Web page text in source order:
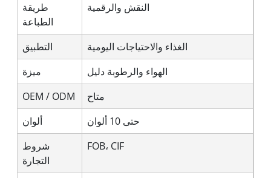
طريقة
الطباعة
النقش والرقمية
التطبيق
الغذاء والاحتياجات اليومية
ميزة
الهواء والرطوبة دليل
OEM / ODM
متاح
ألوان
حتى 10 ألوان
شروط
التجارة
FOB، CIF